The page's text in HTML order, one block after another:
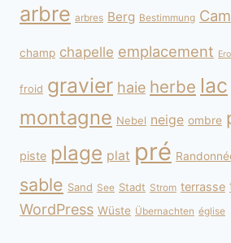
arbre arbres Berg Bestimmung
champ chapelle emplacement
froid gravier haie herbe lac
montagne Nebel neige ombre
piste plage plat pré
sable Sand See Stadt Strom terrasse
WordPress Wüste Übernachten église